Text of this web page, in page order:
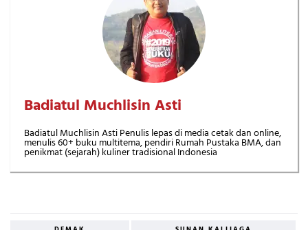
Badiatul Muchlisin Asti
Badiatul Muchlisin Asti Penulis lepas di media cetak dan online,
menulis 60+ buku multitema, pendiri Rumah Pustaka BMA, dan
penikmat (sejarah) kuliner tradisional Indonesia